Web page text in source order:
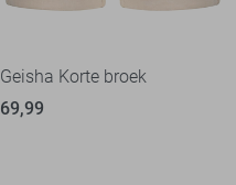
Geisha Korte broek
69,99